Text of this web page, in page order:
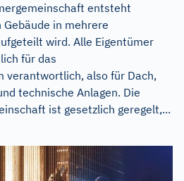
entsteht
in mehrere
wird. Alle Eigentümer
für das
verantwortlich, also für Dach,
technische Anlagen. Die
ist gesetzlich geregelt,...